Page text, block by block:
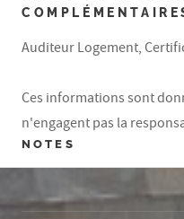
Auditeur Logement,
NOTES
Ces informations sont
n'engagent pas la